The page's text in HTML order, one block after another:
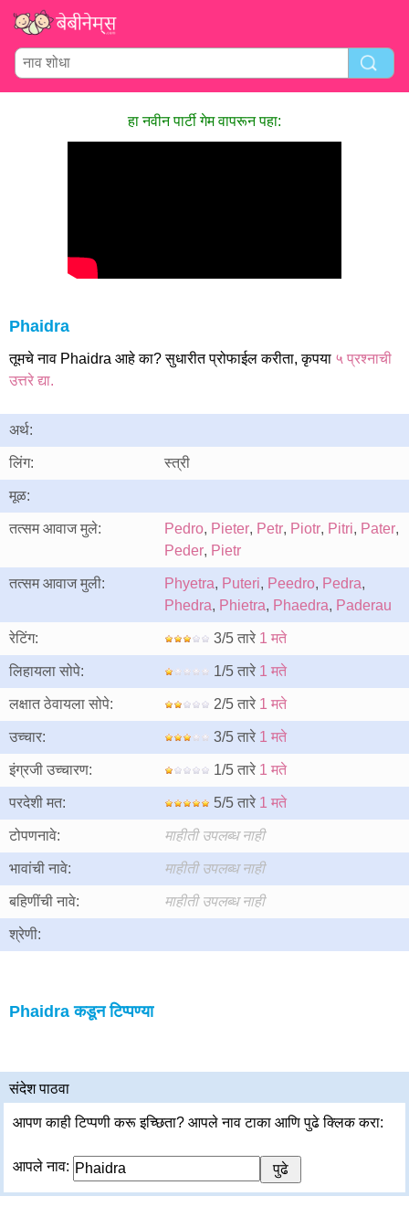
हा नवीन पार्टी गेम वापरून पहा:
Phaidra
तूमचे नाव Phaidra आहे का? सुधारीत प्रोफाईल करीता, कृपया ५ प्रश्नाची
उत्तरे द्या.
अर्थ:
लिंग: स्त्री
मूळ:
तत्सम आवाज मुले: Pedro, Pieter, Petr, Piotr, Pitri, Pater,
Peder, Pietr
तत्सम आवाज मुली: Phyetra, Puteri, Peedro, Pedra,
Phedra, Phietra, Phaedra, Paderau
रेटिंग: 3/5 तारे 1 मते
लिहायला सोपे: 1/5 तारे 1 मते
लक्षात ठेवायला सोपे: 2/5 तारे 1 मते
उच्चार: 3/5 तारे 1 मते
इंग्रजी उच्चारण: 1/5 तारे 1 मते
परदेशी मत: 5/5 तारे 1 मते
टोपणनावे: माहीती उपलब्ध नाही
भावांची नावे: माहीती उपलब्ध नाही
बहिणींची नावे: माहीती उपलब्ध नाही
श्रेणी:
Phaidra कडून टिप्पण्या
संदेश पाठवा
आपण काही टिप्पणी करू इच्छिता? आपले नाव टाका आणि पुढे क्लिक करा:
आपले नाव: